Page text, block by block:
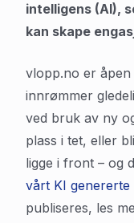
intelligens (AI),
kan skape
vlopp.no er
innrømmer
ved bruk av ny
plass i tet, eller
ligge i front – og
vårt KI genererte
publiseres, les